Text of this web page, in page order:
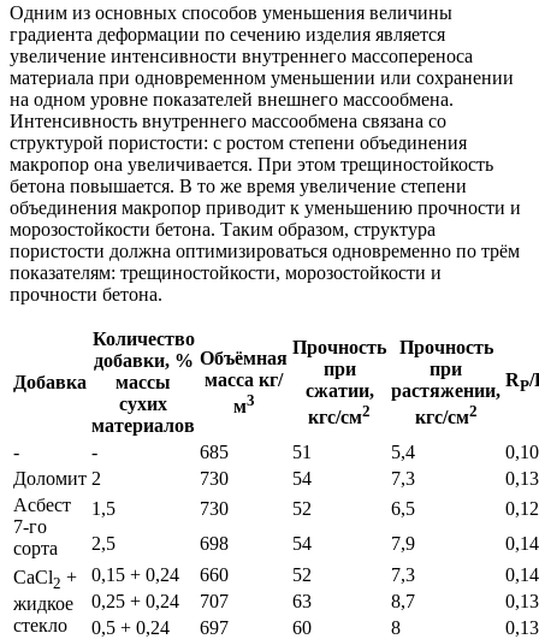
Одним из основных способов уменьшения величины
градиента деформации по сечению изделия является
увеличение интенсивности внутреннего массопереноса
материала при одновременном уменьшении или сохранении
на одном уровне показателей внешнего массообмена.
Интенсивность внутреннего массообмена связана со
структурой пористости: с ростом степени объединения
макропор она увеличивается. При этом трещиностойкость
бетона повышается. В то же время увеличение степени
объединения макропор приводит к уменьшению прочности и
морозостойкости бетона. Таким образом, структура
пористости должна оптимизироваться одновременно по трём
показателям: трещиностойкости, морозостойкости и
прочности бетона.
Добавка
Количество
добавки, %
массы
сухих
материалов
Объёмная
масса кг/
м3
Прочность
при
сжатии,
кгс/см2
Прочность
при
растяжении,
кгс/см2
RP/
- - 685 51 5,4
Доломит 2 730 54 7,3
Асбест
7-го
сорта
1,5 730 52 6,5
2,5
698 54 7,9
CaCl2 +
жидкое
стекло
0,15 + 0,24 660 52 7,3
0,25 + 0,24
707 63 8,7
0,5 + 0,24
697 60 8